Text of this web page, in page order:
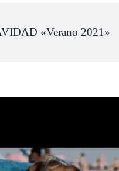
«Verano 2021»